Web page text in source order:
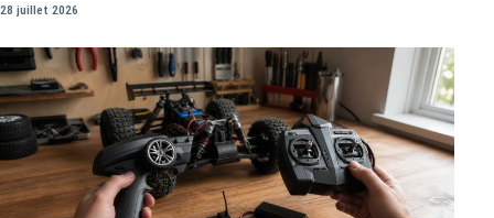
28 juillet 2026